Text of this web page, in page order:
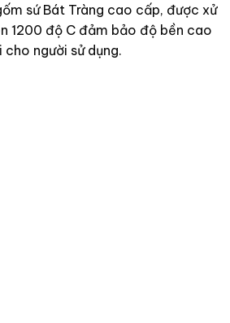
sứ Bát Tràng cao cấp, được xử
1200 độ C đảm bảo độ bền cao
người sử dụng.